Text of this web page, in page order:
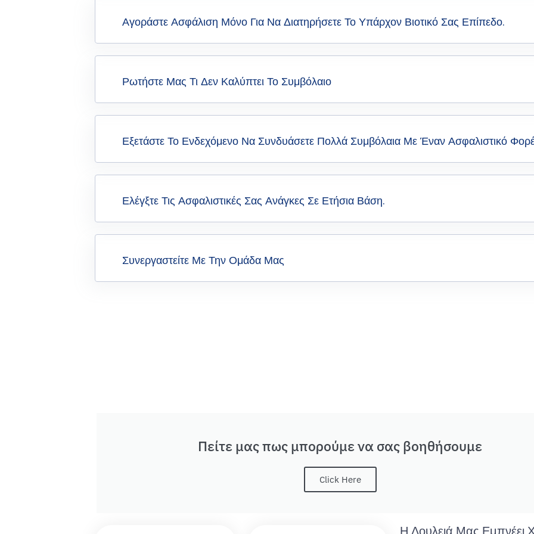
Αγοράστε Ασφάλιση Μόνο Για Να Διατηρήσετε Το Υπάρχον Βιοτικό Σας Επίπεδο.
Ρωτήστε Μας Τι Δεν Καλύπτει Το Συμβόλαιο
Εξετάστε Το Ενδεχόμενο Να Συνδυάσετε Πολλά Συμβόλαια Με Έναν Ασφαλιστικό
Ελέγξτε Τις Ασφαλιστικές Σας Ανάγκες Σε Ετήσια Βάση.
Συνεργαστείτε Με Την Ομάδα Μας
Πείτε μας πως μπορούμε να σας βοηθήσουμε
Click Here
Η Δουλειά Μας Εμπνέει